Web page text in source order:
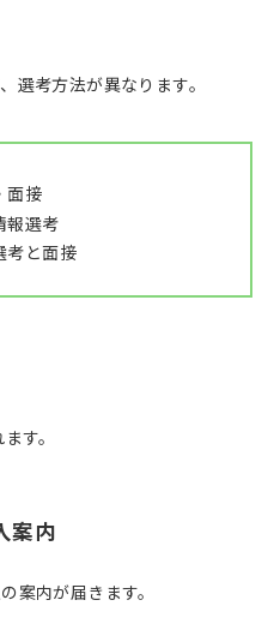
選考方法が異なります。
面接
報選考
考と面接
す。
案内
案内が届きます。